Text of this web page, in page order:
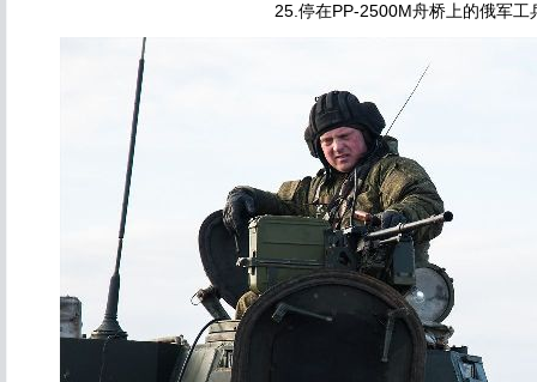
25.停在PP-2500M舟桥上的俄军工